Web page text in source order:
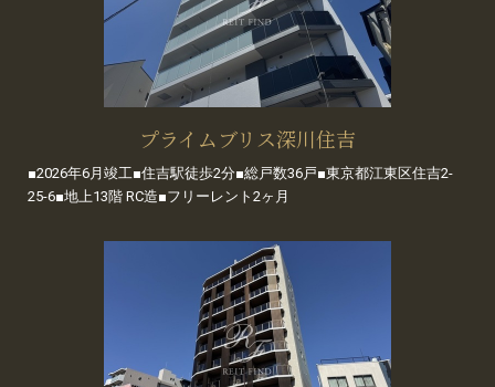
プライムブリス深川住吉
■2026年6月竣工■住吉駅徒歩2分■総戸数36戸■東京都江東区住吉2-
25-6■地上13階 RC造■フリーレント2ヶ月